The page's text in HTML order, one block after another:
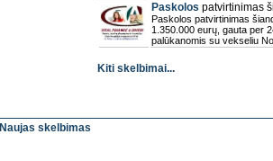
Paskolos patvirtinimas
Paskolos patvirtinimas
1.350.000 eurų, gauta per
palūkanomis su vekseliu
Kiti skelbimai...
Naujas skelbimas